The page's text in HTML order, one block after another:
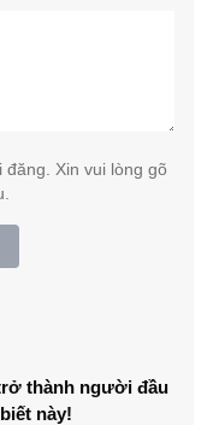
Xin vui lòng gõ
thành người đầu
này!